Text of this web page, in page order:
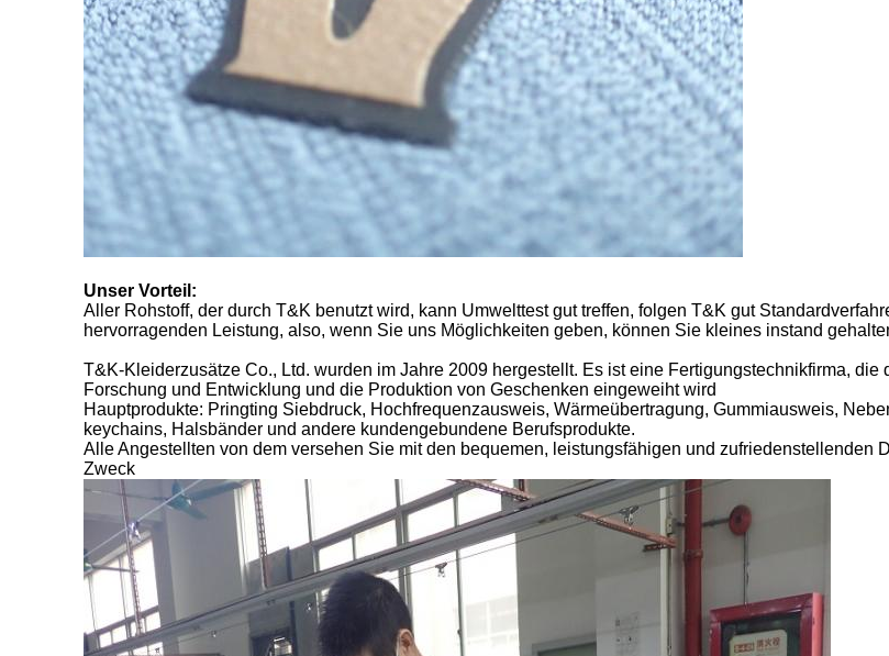
Unser Vorteil:
Aller Rohstoff, der durch T&K benutzt wird, kann Umwelttest gut treffen, folgen T&K gut
hervorragenden Leistung, also, wenn Sie uns Möglichkeiten geben, können Sie kleines instand
T&K-Kleiderzusätze Co., Ltd. wurden im Jahre 2009 hergestellt. Es ist eine Fertigungstechnikfirma, die
Forschung und Entwicklung und die Produktion von Geschenken eingeweiht wird
Hauptprodukte: Pringting Siebdruck, Hochfrequenzausweis, Wärmeübertragung, Gummiausweis,
keychains, Halsbänder und andere kundengebundene Berufsprodukte.
Alle Angestellten von dem versehen Sie mit den bequemen, leistungsfähigen und zufriedenstellenden
Zweck